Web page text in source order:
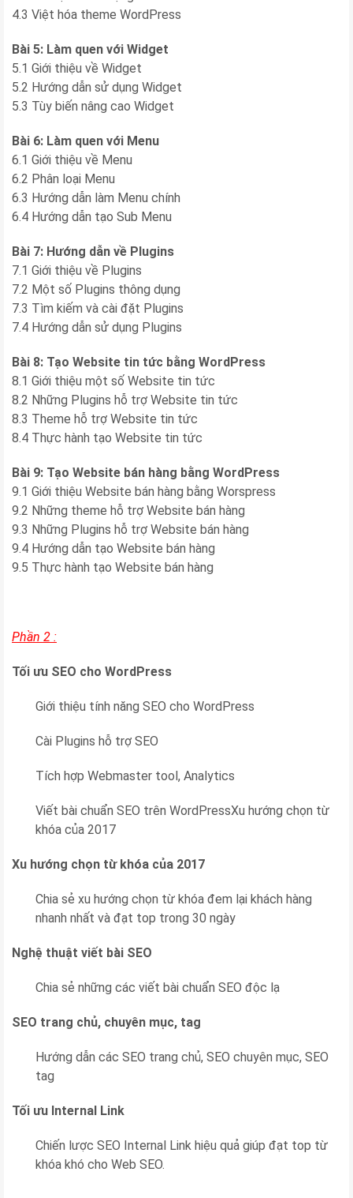
4.3 Việt hóa theme WordPress
Bài 5: Làm quen với Widget
5.1 Giới thiệu về Widget
5.2 Hướng dẫn sử dụng Widget
5.3 Tùy biến nâng cao Widget
Bài 6: Làm quen với Menu
6.1 Giới thiệu về Menu
6.2 Phân loại Menu
6.3 Hướng dẫn làm Menu chính
6.4 Hướng dẫn tạo Sub Menu
Bài 7: Hướng dẫn về Plugins
7.1 Giới thiệu về Plugins
7.2 Một số Plugins thông dụng
7.3 Tìm kiếm và cài đặt Plugins
7.4 Hướng dẫn sử dụng Plugins
Bài 8: Tạo Website tin tức bằng WordPress
8.1 Giới thiệu một số Website tin tức
8.2 Những Plugins hỗ trợ Website tin tức
8.3 Theme hỗ trợ Website tin tức
8.4 Thực hành tạo Website tin tức
Bài 9: Tạo Website bán hàng bằng WordPress
9.1 Giới thiệu Website bán hàng bằng Worspress
9.2 Những theme hỗ trợ Website bán hàng
9.3 Những Plugins hỗ trợ Website bán hàng
9.4 Hướng dẫn tạo Website bán hàng
9.5 Thực hành tạo Website bán hàng
Phần 2 :
Tối ưu SEO cho WordPress
Giới thiệu tính năng SEO cho WordPress
Cài Plugins hỗ trợ SEO
Tích hợp Webmaster tool, Analytics
Viết bài chuẩn SEO trên WordPressXu hướng chọn từ
khóa của 2017
Xu hướng chọn từ khóa của 2017
Chia sẻ xu hướng chọn từ khóa đem lại khách hàng
nhanh nhất và đạt top trong 30 ngày
Nghệ thuật viết bài SEO
Chia sẻ những các viết bài chuẩn SEO độc lạ
SEO trang chủ, chuyên mục, tag
Hướng dẫn các SEO trang chủ, SEO chuyên mục, SEO
tag
Tối ưu Internal Link
Chiến lược SEO Internal Link hiệu quả giúp đạt top từ
khóa khó cho Web SEO.